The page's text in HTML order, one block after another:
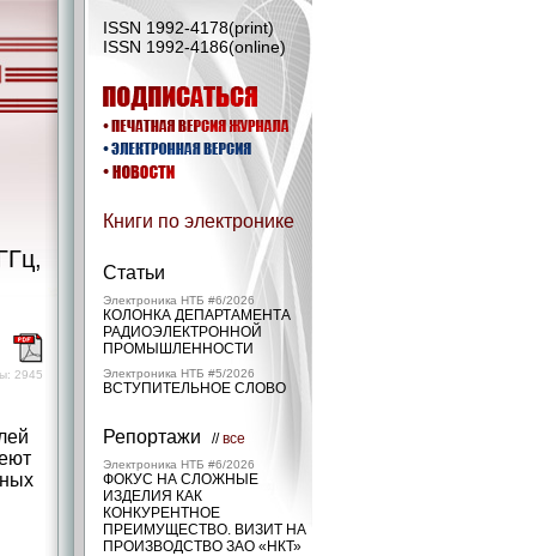
ISSN 1992-4178(print)
ISSN 1992-4186(online)
Книги по электронике
Статьи
Электроника НТБ #6/2026
КОЛОНКА ДЕПАРТАМЕНТА
РАДИОЭЛЕКТРОННОЙ
ПРОМЫШЛЕННОСТИ
Электроника НТБ #5/2026
ВСТУПИТЕЛЬНОЕ СЛОВО
Репортажи //все
Электроника НТБ #6/2026
ФОКУС НА СЛОЖНЫЕ
ИЗДЕЛИЯ КАК
КОНКУРЕНТНОЕ
ПРЕИМУЩЕСТВО. ВИЗИТ НА
ПРОИЗВОДСТВО ЗАО «НКТ»
2945